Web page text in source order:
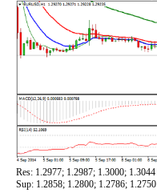
Res: 1.2977; 1.2987; 1.3000; 1.3044
Sup: 1.2858; 1.2800; 1.2786; 1.2750